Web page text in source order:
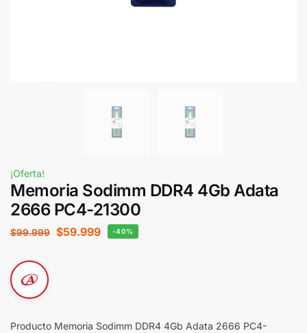
¡Oferta!
Memoria Sodimm DDR4 4Gb Adata
2666 PC4-21300
$99.999 $59.999 -40%
Producto Memoria Sodimm DDR4 4Gb Adata 2666 PC4-